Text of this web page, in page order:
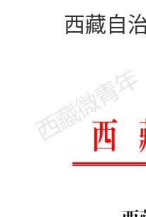
西藏自治